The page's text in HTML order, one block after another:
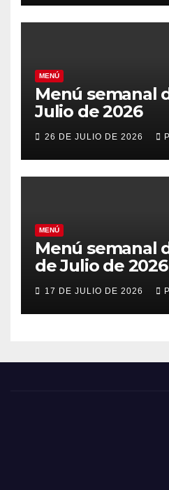
MENÚ
Menú semanal
Julio de 2026
26 DE JULIO DE 2026
MENÚ
Menú semanal
de Julio de 2026
17 DE JULIO DE 2026